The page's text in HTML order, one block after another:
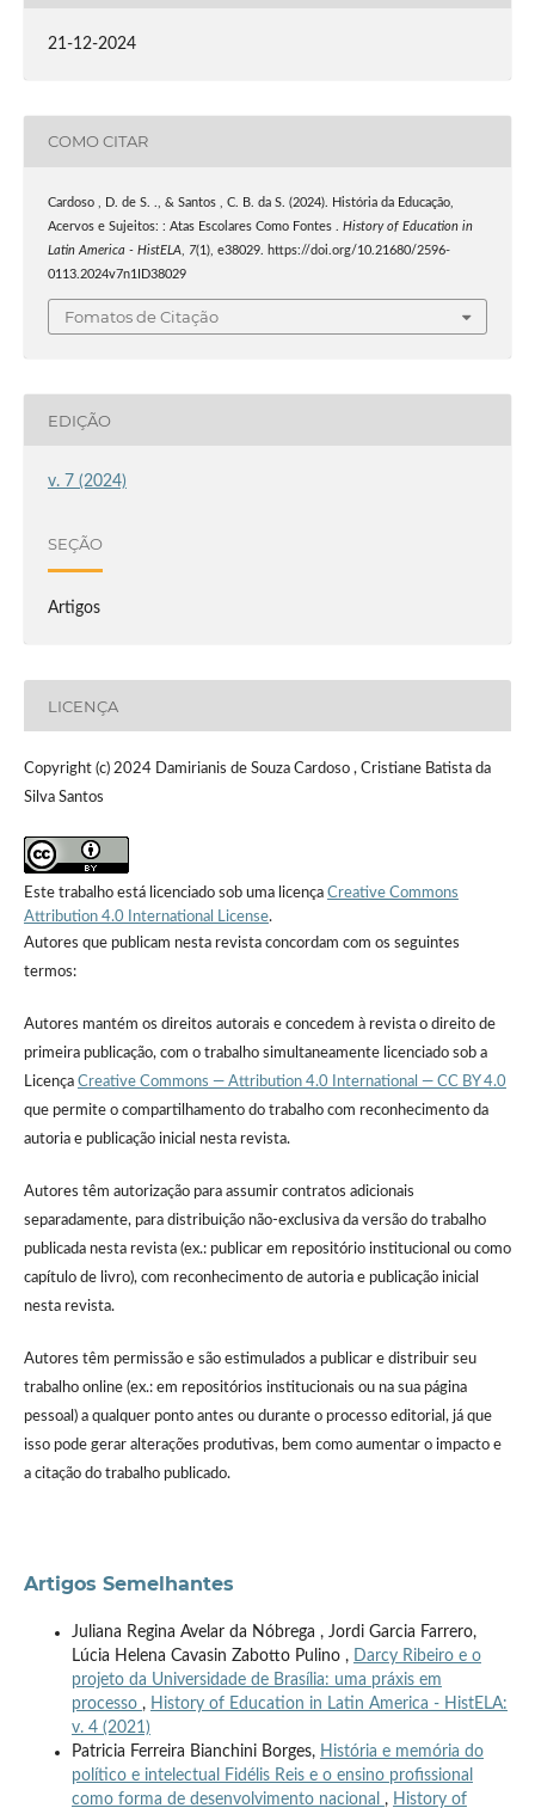
21-12-2024
COMO CITAR
Cardoso , D. de S. ., & Santos , C. B. da S. (2024). História da Educação,
Acervos e Sujeitos: : Atas Escolares Como Fontes . History of Education in
Latin America - HistELA, 7(1), e38029. https://doi.org/10.21680/2596-
0113.2024v7n1ID38029
Fomatos de Citação
EDIÇÃO
v. 7 (2024)
SEÇÃO
Artigos
LICENÇA
Copyright (c) 2024 Damirianis de Souza Cardoso , Cristiane Batista da
Silva Santos
Este trabalho está licenciado sob uma licença Creative Commons
Attribution 4.0 International License.
Autores que publicam nesta revista concordam com os seguintes
termos:
Autores mantém os direitos autorais e concedem à revista o direito de
primeira publicação, com o trabalho simultaneamente licenciado sob a
Licença Creative Commons — Attribution 4.0 International — CC BY 4.0
que permite o compartilhamento do trabalho com reconhecimento da
autoria e publicação inicial nesta revista.
Autores têm autorização para assumir contratos adicionais
separadamente, para distribuição não-exclusiva da versão do trabalho
publicada nesta revista (ex.: publicar em repositório institucional ou como
capítulo de livro), com reconhecimento de autoria e publicação inicial
nesta revista.
Autores têm permissão e são estimulados a publicar e distribuir seu
trabalho online (ex.: em repositórios institucionais ou na sua página
pessoal) a qualquer ponto antes ou durante o processo editorial, já que
isso pode gerar alterações produtivas, bem como aumentar o impacto e
a citação do trabalho publicado.
Artigos Semelhantes
Juliana Regina Avelar da Nóbrega , Jordi Garcia Farrero,
Lúcia Helena Cavasin Zabotto Pulino , Darcy Ribeiro e o
projeto da Universidade de Brasília: uma práxis em
processo , History of Education in Latin America - HistELA:
v. 4 (2021)
Patricia Ferreira Bianchini Borges, História e memória do
político e intelectual Fidélis Reis e o ensino profissional
como forma de desenvolvimento nacional , History of